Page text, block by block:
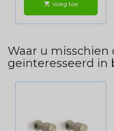
shopping_cart Voeg toe
Waar u misschien
geïnteresseerd in